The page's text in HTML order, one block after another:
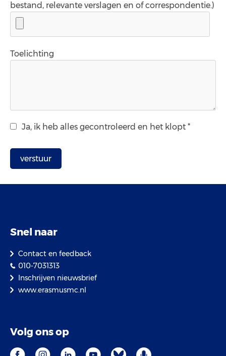
bestand, relevante verslagen en of correspondentie.)
Toelichting
Ja, ik heb alles gecontroleerd en het klopt *
Snel naar
Contact en feedback
010-7031313
Inschrijven nieuwsbrief
www.erasmusmc.nl
Volg ons op